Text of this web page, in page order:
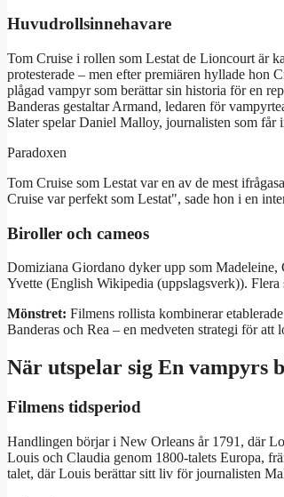
Huvudrollsinnehavare
Tom Cruise i rollen som Lestat de Lioncourt är
protesterade – men efter premiären hyllade hon
plågad vampyr som berättar sin historia för en
Banderas gestaltar Armand, ledaren för
Slater spelar Daniel Malloy, journalisten som
Paradoxen
Tom Cruise som Lestat var en av de mest
Cruise var perfekt som Lestat , sade hon i en
Biroller och cameos
Domiziana Giordano dyker upp som
Yvette (English Wikipedia (uppslagsverk)).
Mönstret: Filmens rollista kombinerar
Banderas och Rea – en medveten strategi för
När utspelar sig En vampyrs
Filmens tidsperiod
Handlingen börjar i New Orleans år 1791, där
Louis och Claudia genom 1800-talets Europa,
talet, där Louis berättar sitt liv för journalisten